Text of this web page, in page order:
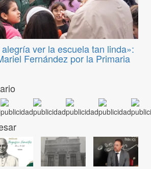
ver la escuela tan linda»:
Fernández por la Primaria